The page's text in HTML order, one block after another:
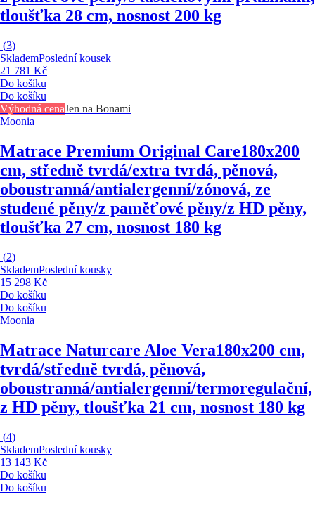
tloušťka 28 cm, nosnost 200 kg
(3)
SklademPoslední kousek
21 781 Kč
Do košíku
Do košíku
Výhodná cenaJen na Bonami
Moonia
Matrace Premium Original Care180x200
cm, středně tvrdá/extra tvrdá, pěnová,
oboustranná/antialergenní/zónová, ze
studené pěny/z paměťové pěny/z HD pěny,
tloušťka 27 cm, nosnost 180 kg
(2)
SklademPoslední kousky
15 298 Kč
Do košíku
Do košíku
Moonia
Matrace Naturcare Aloe Vera180x200 cm,
tvrdá/středně tvrdá, pěnová,
oboustranná/antialergenní/termoregulační,
z HD pěny, tloušťka 21 cm, nosnost 180 kg
(4)
SklademPoslední kousky
13 143 Kč
Do košíku
Do košíku